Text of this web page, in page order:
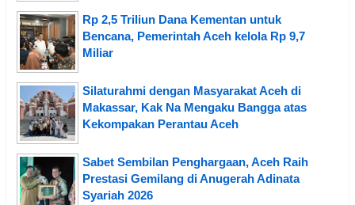
Rp 2,5 Triliun Dana Kementan untuk
Bencana, Pemerintah Aceh kelola Rp 9,7
Miliar
Silaturahmi dengan Masyarakat Aceh di
Makassar, Kak Na Mengaku Bangga atas
Kekompakan Perantau Aceh
Sabet Sembilan Penghargaan, Aceh Raih
Prestasi Gemilang di Anugerah Adinata
Syariah 2026